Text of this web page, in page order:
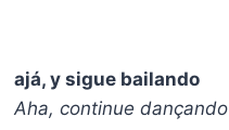
ajá, y sigue bailando
Aha, continue dançando